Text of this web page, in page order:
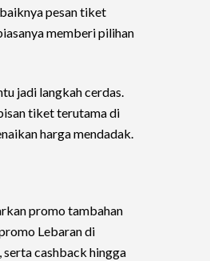
pesan tiket
memberi pilihan
jadi langkah cerdas.
tiket terutama di
harga mendadak.
promo tambahan
Lebaran di
cashback hingga